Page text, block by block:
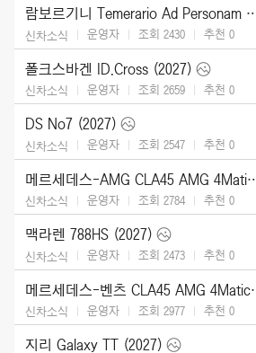
람보르기니 Temerario
신차소식 운영자 조회 2430 추천 0
폴크스바겐 ID.Cross (2027)
신차소식 운영자 조회 2659 추천 0
DS No7 (2027)
신차소식 운영자 조회 2547 추천 0
메르세데스-AMG
신차소식 운영자 조회 2784 추천 0
맥라렌 788HS (2027)
신차소식 운영자 조회 2473 추천 0
메르세데
신차소식 운영자 조회 2977 추천 0
지리 Galaxy TT (2027)